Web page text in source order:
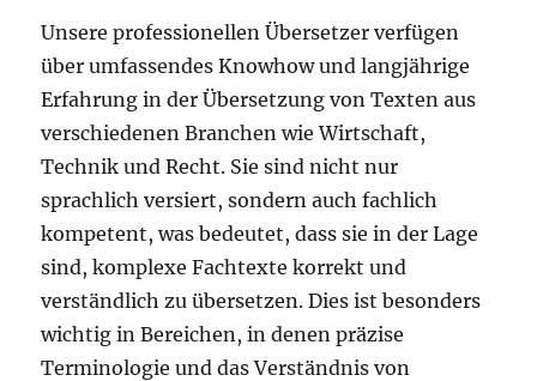
Unsere professionellen Übersetzer verfügen
über umfassendes Knowhow und langjährige
Erfahrung in der Übersetzung von Texten aus
verschiedenen Branchen wie Wirtschaft,
Technik und Recht. Sie sind nicht nur
sprachlich versiert, sondern auch fachlich
kompetent, was bedeutet, dass sie in der Lage
sind, komplexe Fachtexte korrekt und
verständlich zu übersetzen. Dies ist besonders
wichtig in Bereichen, in denen präzise
Terminologie und das Verständnis von